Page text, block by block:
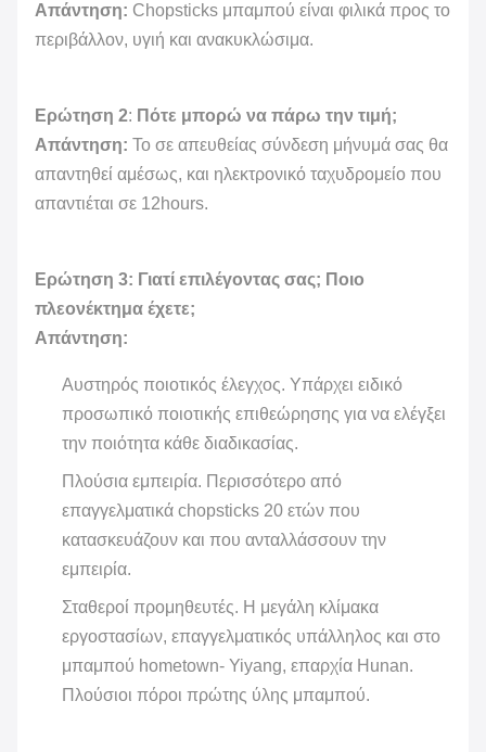
Απάντηση: Chopsticks μπαμπού είναι φιλικά προς το
περιβάλλον, υγιή και ανακυκλώσιμα.
Ερώτηση 2: Πότε μπορώ να πάρω την τιμή;
Απάντηση: Το σε απευθείας σύνδεση μήνυμά σας θα
απαντηθεί αμέσως, και ηλεκτρονικό ταχυδρομείο που
απαντιέται σε 12hours.
Ερώτηση 3: Γιατί επιλέγοντας σας; Ποιο
πλεονέκτημα έχετε;
Απάντηση:
Αυστηρός ποιοτικός έλεγχος. Υπάρχει ειδικό
προσωπικό ποιοτικής επιθεώρησης για να ελέγξει
την ποιότητα κάθε διαδικασίας.
Πλούσια εμπειρία. Περισσότερο από
επαγγελματικά chopsticks 20 ετών που
κατασκευάζουν και που ανταλλάσσουν την
εμπειρία.
Σταθεροί προμηθευτές. Η μεγάλη κλίμακα
εργοστασίων, επαγγελματικός υπάλληλος και στο
μπαμπού hometown- Yiyang, επαρχία Hunan.
Πλούσιοι πόροι πρώτης ύλης μπαμπού.